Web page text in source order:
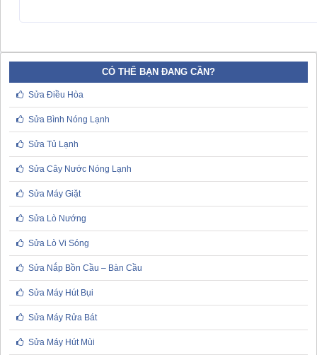
CÓ THỂ BẠN ĐANG CẦN?
Sửa Điều Hòa
Sửa Bình Nóng Lạnh
Sửa Tủ Lạnh
Sửa Cây Nước Nóng Lạnh
Sửa Máy Giặt
Sửa Lò Nướng
Sửa Lò Vi Sóng
Sửa Nắp Bồn Cầu – Bàn Cầu
Sửa Máy Hút Bụi
Sửa Máy Rửa Bát
Sửa Máy Hút Mùi